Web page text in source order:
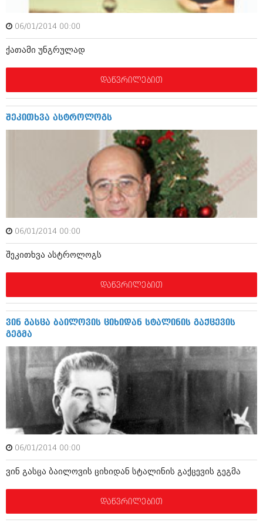
იანვარი 2016 (206)
ნოემბერი 2015 (264)
სექტემბერი 2015 (215)
აგვისტო 2015 (286)
ივლისი 2015 (173)
მაისი 2015 (194)
აპრილი 2015 (208)
თებერვალი 2015 (286)
იანვარი 2015 (247)
დეკემბერი 2014 (342)
ნოემბერი 2014 (290)
ოქტომბერი 2014 (292)
სექტემბერი 2014 (394)
აგვისტო 2014 (248)
ივლისი 2014 (313)
ივნისი 2014 (366)
მაისი 2014 (313)
აპრილი 2014 (290)
იანვარი 2014 (297)
ნოემბერი 2013 (279)
ოქტომბერი 2013 (256)
აგვისტო 2013 (89)
ივლისი 2013 (182)
ივნისი 2013 (212)
მაისი 2013 (259)
აპრილი 2013 (304)
მარტი 2013 (352)
თებერვალი 2013 (204)
იანვარი 2013 (334)
სექტემბერი 2012 (264)
აგვისტო 2012 (268)
ივლისი 2012 (322)
ივნისი 2012 (282)
06/01/2014 00:00
ქა­თ­ა­მი უნ­გ­რ­უ­ლ­ად
დაწვრილებით
შეკითხვა ასტროლოგს
06/01/2014 00:00
შეკითხვა ასტროლოგს
დაწვრილებით
ვინ გასცა ბაილოვის ციხიდან სტალინის გაქცევის
გეგმა
06/01/2014 00:00
ვინ გასცა ბაილოვის ციხიდან სტალინის გაქცევის გეგმა
დაწვრილებით